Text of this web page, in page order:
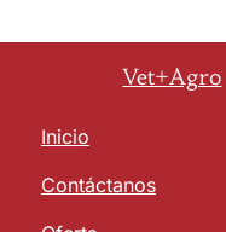
Vet+Agro
Inicio
Contáctanos